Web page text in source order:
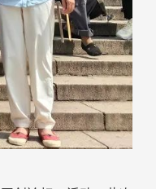
友会于115年6月27日(日)
杉矶华侨文教服务中心
化中心）会议室召开115